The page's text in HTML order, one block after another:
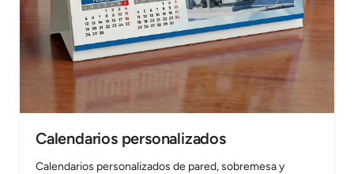
Calendarios personalizados
Calendarios personalizados de pared, sobremesa y